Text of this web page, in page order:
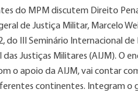
do MPM discutem Direito
de Justiça Militar, Marcelo
do III Seminário Internacional
das Justiças Militares (AIJM). O
o apoio da AIJM, vai contar
continentes. Integram o